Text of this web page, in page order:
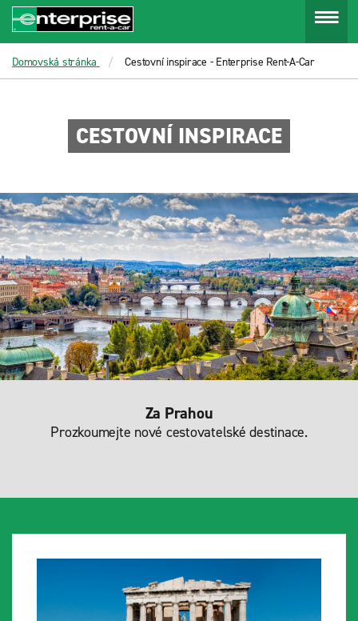
Domovská stránka Cestovní inspirace - Enterprise Rent-A-Car
CESTOVNÍ INSPIRACE
Za Prahou
Prozkoumejte nové cestovatelské destinace.